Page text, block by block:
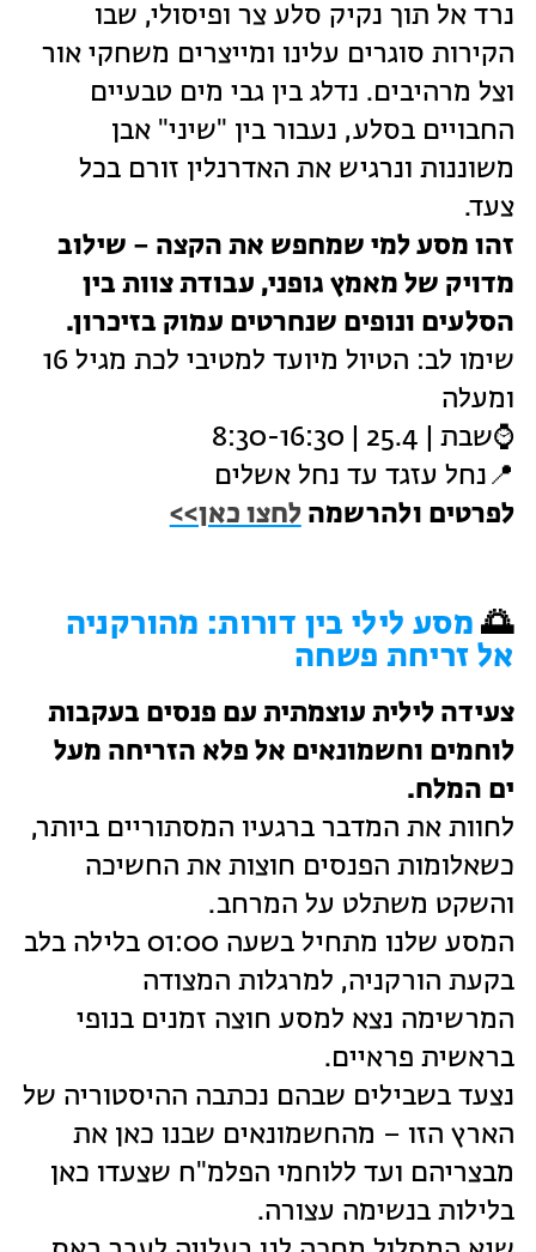
נרד אל תוך נקיק סלע צר ופיסולי, שבו
הקירות סוגרים עלינו ומייצרים משחקי אור
וצל מרהיבים. נדלג בין גבי מים טבעיים
החבויים בסלע, נעבור בין "שיני" אבן
משוננות ונרגיש את האדרנלין זורם בכל
צעד.
זהו מסע למי שמחפש את הקצה – שילוב
מדויק של מאמץ גופני, עבודת צוות בין
הסלעים ונופים שנחרטים עמוק בזיכרון.
שימו לב: הטיול מיועד למטיבי לכת מגיל 16
ומעלה
⌚שבת | 25.4 | 8:30-16:30
📍נחל עזגד עד נחל אשלים
לפרטים ולהרשמהלחצו כאן>>
🌅מסע לילי בין דורות: מהורקניה
אל זריחת פשחה
צעידה לילית עוצמתית עם פנסים בעקבות
לוחמים וחשמונאים אל פלא הזריחה מעל
ים המלח.
לחוות את המדבר ברגעיו המסתוריים ביותר,
כשאלומות הפנסים חוצות את החשיכה
והשקט משתלט על המרחב.
המסע שלנו מתחיל בשעה 01:00 בלילה בלב
בקעת הורקניה, למרגלות המצודה
המרשימה נצא למסע חוצה זמנים בנופי
בראשית פראיים.
נצעד בשבילים שבהם נכתבה ההיסטוריה של
הארץ הזו – מהחשמונאים שבנו כאן את
מבצריהם ועד ללוחמי הפלמ"ח שצעדו כאן
בלילות בנשימה עצורה.